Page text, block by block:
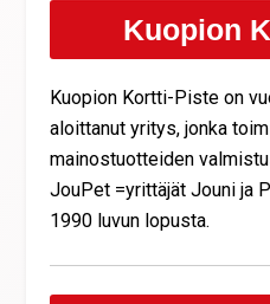
Kuopion
Kuopion Kortti-Piste on
aloittanut yritys, jonka
mainostuotteiden
JouPet =yrittäjät Jouni ja
1990 luvun lopusta.